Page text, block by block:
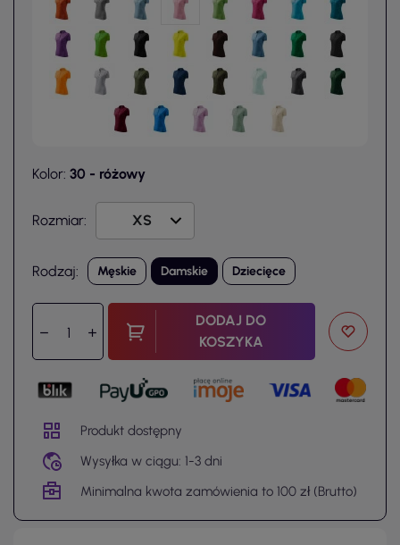
Kolor: 30 - różowy
Rozmiar:
Rodzaj: Męskie Damskie Dziecięce
DODAJ DO
KOSZYKA
Produkt dostępny
Wysyłka w ciągu: 1-3 dni
Minimalna kwota zamówienia to 100 zł (Brutto)